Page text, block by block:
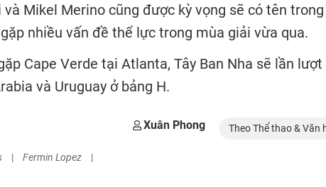
và Mikel Merino cũng được kỳ vọng sẽ có tên
nhiều vấn đề thể lực trong mùa giải vừa qua.
Cape Verde tại Atlanta, Tây Ban Nha sẽ lần lượt
và Uruguay ở bảng H.
Xuân Phong Theo Thể thao & Văn
| Fermin Lopez |